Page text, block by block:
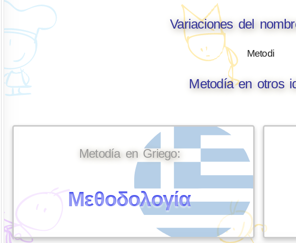
Variaciones del
Metodi
Metodía en otros
Metodía en Griego:
Μεθοδολογία